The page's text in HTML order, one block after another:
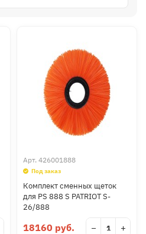
Арт. 426001888
Под заказ
Комплект сменных щеток
для PS 888 S PATRIOT S-
26/888
18160 руб. − +